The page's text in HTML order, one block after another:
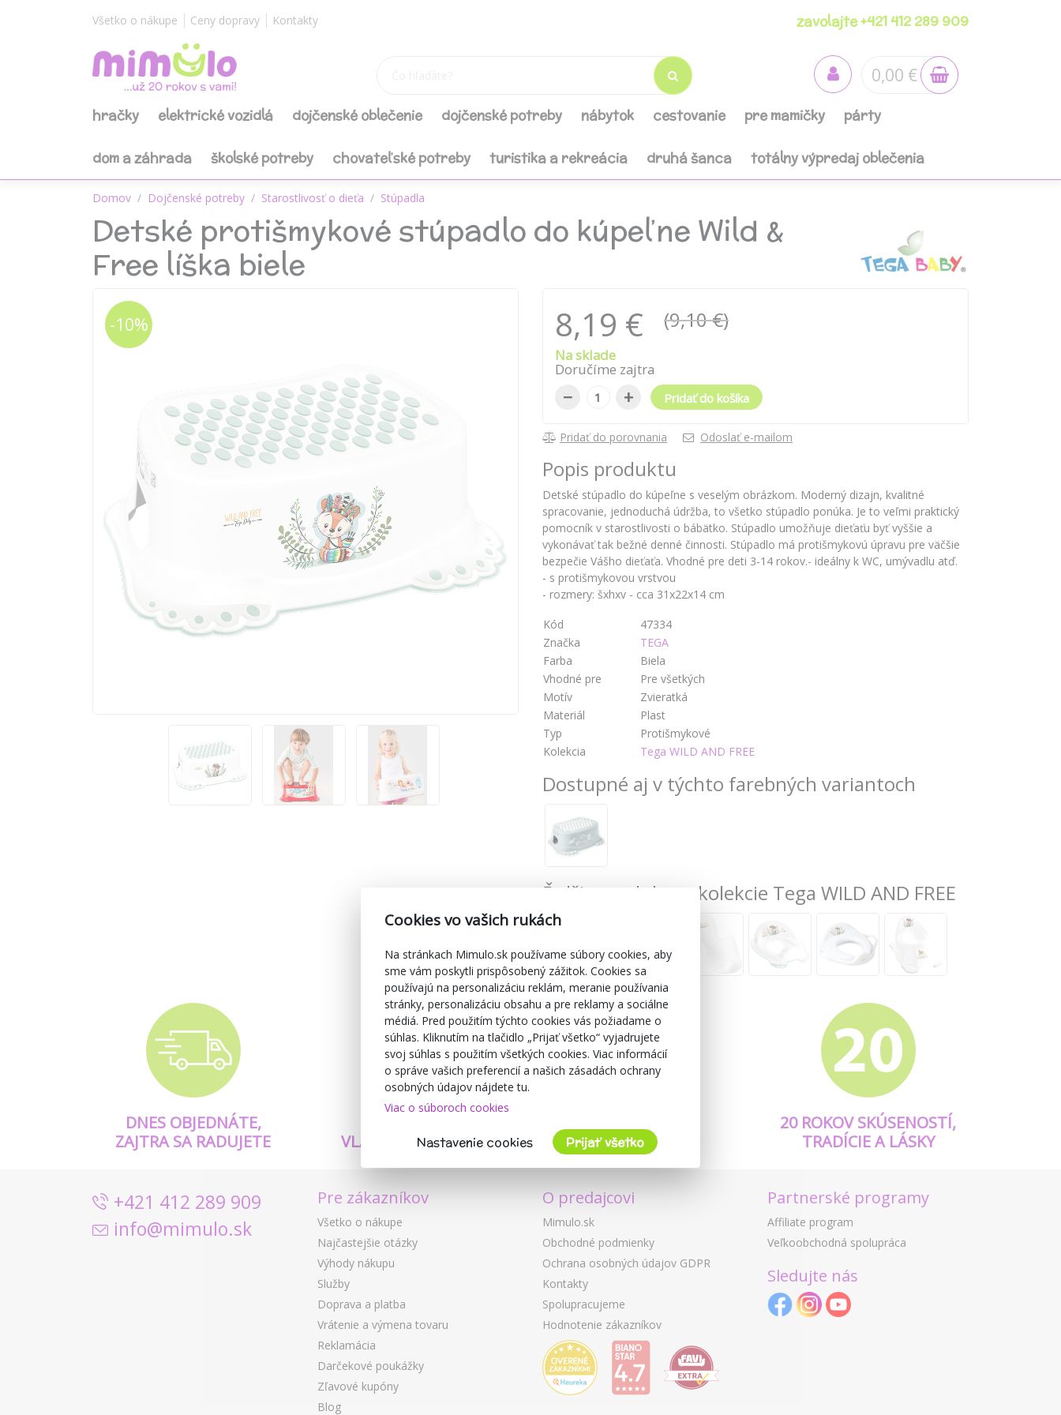
Všetko o nákupe Ceny dopravy Kontakty zavolajte +421 412 289 909
0,00 €
hračky elektrické vozidlá dojčenské oblečenie dojčenské potreby nábytok cestovanie pre mamičky párty
dom a záhrada školské potreby chovateľské potreby turistika a rekreácia druhá šanca totálny výpredaj oblečenia
Domov Dojčenské potreby Starostlivosť o dieťa Stúpadla
Detské protišmykové stúpadlo do kúpeľne Wild &
Free líška biele
-10% 8,19 € (9,10 €)
Na sklade
Doručíme zajtra
− + Pridať do košíka
Pridať do porovnania Odoslať e-mailom
Popis produktu
Detské stúpadlo do kúpeľne s veselým obrázkom. Moderný dizajn, kvalitné
spracovanie, jednoduchá údržba, to všetko stúpadlo ponúka. Je to veľmi praktický
pomocník v starostlivosti o bábätko. Stúpadlo umožňuje dieťaťu byť vyššie a
vykonávať tak bežné denné činnosti. Stúpadlo má protišmykovú úpravu pre väčšie
bezpečie Vášho dieťaťa. Vhodné pre deti 3-14 rokov.- ideálny k WC, umývadlu atď.
- s protišmykovou vrstvou
- rozmery: šxhxv - cca 31x22x14 cm
Kód
47334
Značka
TEGA
Farba
Biela
Vhodné pre
Pre všetkých
Motív
Zvieratká
Materiál
Plast
Typ
Protišmykové
Kolekcia
Tega WILD AND FREE
Dostupné aj v týchto farebných variantoch
Ďalšie produkty z kolekcie Tega WILD AND FREE
DNES OBJEDNÁTE,
ZAJTRA SA RADUJETE
VLASTNÉ PRODUKTY
A KVALITA
20 ROKOV SKÚSENOSTÍ,
TRADÍCIE A LÁSKY
+421 412 289 909
info@mimulo.sk
Pre zákazníkov
Všetko o nákupe
Najčastejšie otázky
Výhody nákupu
Služby
Doprava a platba
Vrátenie a výmena tovaru
Reklamácia
Darčekové poukážky
Zľavové kupóny
Blog
O predajcovi
Mimulo.sk
Obchodné podmienky
Ochrana osobných údajov GDPR
Kontakty
Spolupracujeme
Hodnotenie zákazníkov
Partnerské programy
Affiliate program
Veľkoobchodná spolupráca
Sledujte nás
Cookies vo vašich rukách
Na stránkach Mimulo.sk používame súbory cookies, aby
sme vám poskytli prispôsobený zážitok. Cookies sa
používajú na personalizáciu reklám, meranie používania
stránky, personalizáciu obsahu a pre reklamy a sociálne
médiá. Pred použitím týchto cookies vás požiadame o
súhlas. Kliknutím na tlačidlo „Prijať všetko“ vyjadrujete
svoj súhlas s použitím všetkých cookies. Viac informácií
o správe vašich preferencií a našich zásadách ochrany
osobných údajov nájdete tu.
Viac o súboroch cookies
Nastavenie cookies Prijať všetko